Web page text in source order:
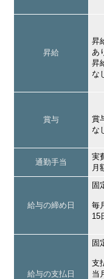
昇給
昇
あ
昇
な
賞与
賞
な
通勤手当
実
月
給与の締め日
固
毎
15
給与の支払日
固
支
当